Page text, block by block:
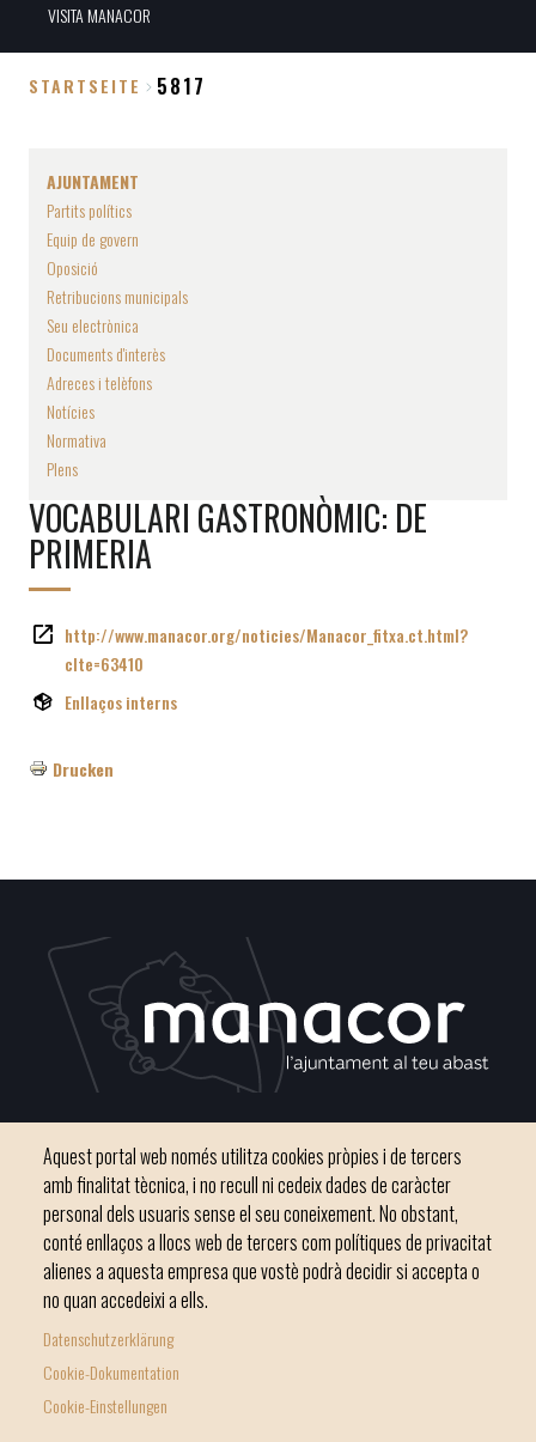
VISITA MANACOR
STARTSEITE 5817
AJUNTAMENT
Partits polítics
Equip de govern
Oposició
Retribucions municipals
Seu electrònica
Documents d'interès
Adreces i telèfons
Notícies
Normativa
Plens
VOCABULARI GASTRONÒMIC: DE
PRIMERIA
http://www.manacor.org/noticies/Manacor_fitxa.ct.html?
cIte=63410
Enllaços interns
Drucken
Footer
menu
Inici Ajuntament El nostre municipi
Phone 971 84 91 00 - CIF: P0703300D
Aquest portal web només utilitza cookies pròpies i de tercers
amb finalitat tècnica, i no recull ni cedeix dades de caràcter
personal dels usuaris sense el seu coneixement. No obstant,
conté enllaços a llocs web de tercers com polítiques de privacitat
alienes a aquesta empresa que vostè podrà decidir si accepta o
no quan accedeixi a ells.
Datenschutzerklärung
Cookie-Dokumentation
Cookie-Einstellungen